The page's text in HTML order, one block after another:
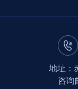
地址：
咨询